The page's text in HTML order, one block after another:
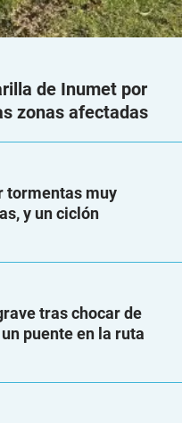
de Inumet por
zonas afectadas
tormentas muy
y un ciclón
tras chocar de
puente en la ruta